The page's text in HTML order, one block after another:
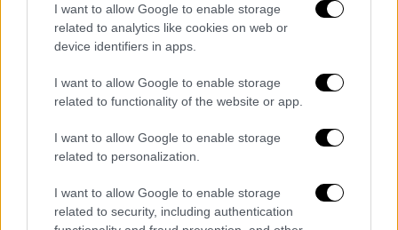
I want to allow Google to enable storage
related to analytics like cookies on web or
device identifiers in apps.
I want to allow Google to enable storage
related to functionality of the website or app.
I want to allow Google to enable storage
related to personalization.
I want to allow Google to enable storage
related to security, including authentication
Lifestyle|02.08.2024 08:15
Κέβιν Φέιγκ: Αστέρι στη Λεωφόρο της
πρόεδρος των Marvel Studios
μεγαλύτερες εισπράξεις όλων των εποχών